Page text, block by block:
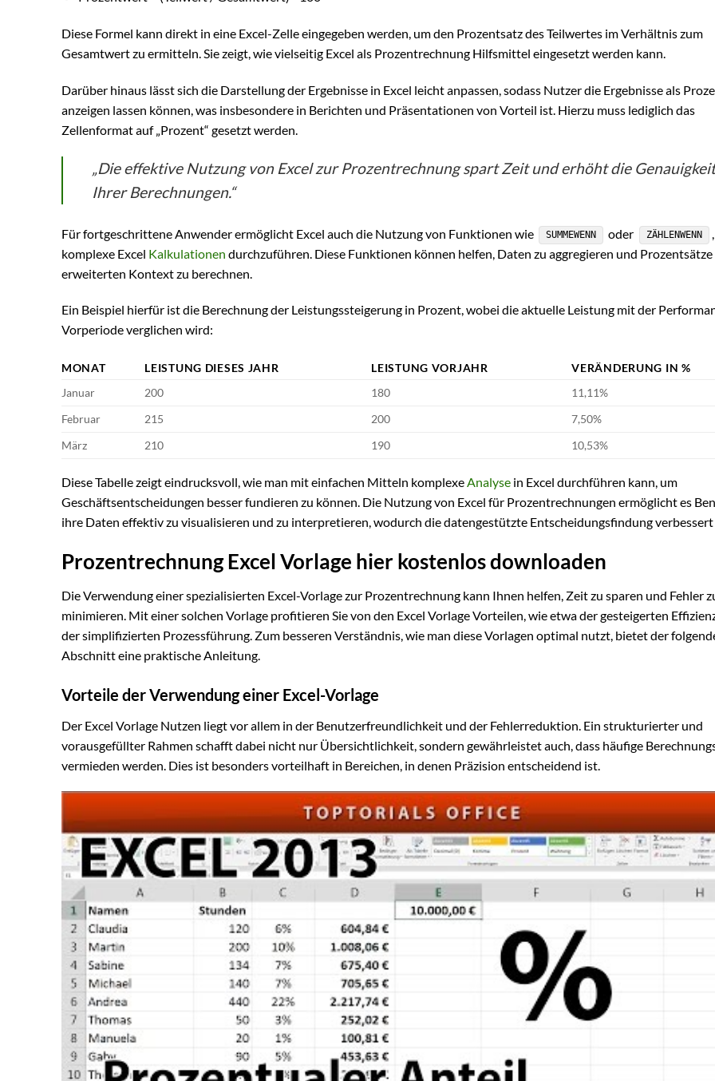
Diese Formel kann direkt in eine Excel-Zelle eingegeben werden, um den Prozentsatz des Teilwertes im Verhältnis zum
Gesamtwert zu ermitteln. Sie zeigt, wie vielseitig Excel als Prozentrechnung Hilfsmittel eingesetzt werden kann.
Darüber hinaus lässt sich die Darstellung der Ergebnisse in Excel leicht anpassen, sodass Nutzer die Ergebnisse als
anzeigen lassen können, was insbesondere in Berichten und Präsentationen von Vorteil ist. Hierzu muss lediglich das
Zellenformat auf „Prozent“ gesetzt werden.
„Die effektive Nutzung von Excel zur Prozentrechnung spart Zeit und erhöht die Genauigkeit
Ihrer Berechnungen.“
Für fortgeschrittene Anwender ermöglicht Excel auch die Nutzung von Funktionen wie SUMMEWENN oder ZÄHLENWENN
komplexe Excel Kalkulationen durchzuführen. Diese Funktionen können helfen, Daten zu aggregieren und
erweiterten Kontext zu berechnen.
Ein Beispiel hierfür ist die Berechnung der Leistungssteigerung in Prozent, wobei die aktuelle Leistung mit der
Vorperiode verglichen wird:
MONAT LEISTUNG DIESES JAHR LEISTUNG VORJAHR
VERÄNDERUNG IN %
Januar
200 180
11,11%
Februar
215 200
7,50%
März
210 190 10,53%
Diese Tabelle zeigt eindrucksvoll, wie man mit einfachen Mitteln komplexeAnalyse in Excel durchführen kann, um
Geschäftsentscheidungen besser fundieren zu können. Die Nutzung von Excel für Prozentrechnungen ermöglicht es
ihre Daten effektiv zu visualisieren und zu interpretieren, wodurch die datengestützte Entscheidungsfindung
Prozentrechnung Excel Vorlage hier kostenlos downloaden
Die Verwendung einer spezialisierten Excel-Vorlage zur Prozentrechnung kann Ihnen helfen, Zeit zu sparen und Fehler
minimieren. Mit einer solchen Vorlage profitieren Sie von den Excel Vorlage Vorteilen, wie etwa der gesteigerten
der simplifizierten Prozessführung. Zum besseren Verständnis, wie man diese Vorlagen optimal nutzt, bietet der
Abschnitt eine praktische Anleitung.
Vorteile der Verwendung einer Excel-Vorlage
Der Excel Vorlage Nutzen liegt vor allem in der Benutzerfreundlichkeit und der Fehlerreduktion. Ein strukturierter und
vorausgefüllter Rahmen schafft dabei nicht nur Übersichtlichkeit, sondern gewährleistet auch, dass häufige
vermieden werden. Dies ist besonders vorteilhaft in Bereichen, in denen Präzision entscheidend ist.